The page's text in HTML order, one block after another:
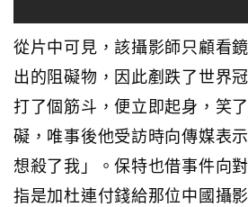
從片中可見，該攝影師只顧看
出的阻礙物，因此剷跌了世界
打了個筋斗，便立即起身，笑
礙，唯事後他受訪時向傳媒表
想殺了我」。保特也借事件向
指是加杜連付錢給那位中國攝